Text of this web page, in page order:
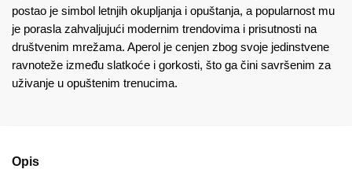
postao je simbol letnjih okupljanja i opuštanja, a popularnost mu
je porasla zahvaljujući modernim trendovima i prisutnosti na
društvenim mrežama. Aperol je cenjen zbog svoje jedinstvene
ravnoteže između slatkoće i gorkosti, što ga čini savršenim za
uživanje u opuštenim trenucima.
Opis